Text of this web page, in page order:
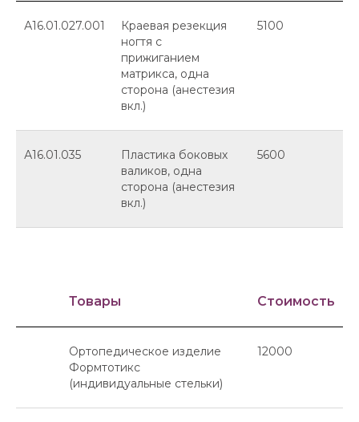
А16.01.027.001
Краевая резекция
ногтя с
прижиганием
матрикса, одна
сторона (анестезия
вкл.)
5100
А16.01.035
Пластика боковых
валиков, одна
сторона (анестезия
вкл.)
5600
Товары Стоимость
Ортопедическое изделие
Формтотикс
(индивидуальные стельки)
12000